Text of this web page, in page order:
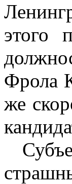
этого
Фрола
же